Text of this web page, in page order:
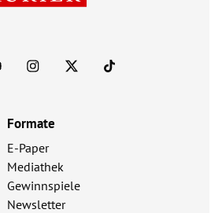
Formate
E-Paper
Mediathek
Gewinnspiele
Newsletter